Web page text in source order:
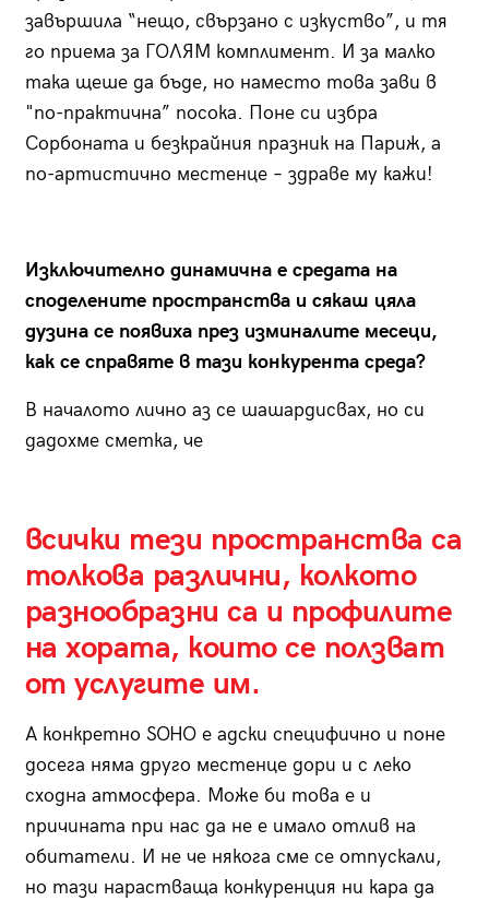
завършила “нещо, свързано с изкуство”, и тя
го приема за ГОЛЯМ комплимент. И за малко
така щеше да бъде, но наместо това зави в
"по-практична” посока. Поне си избра
Сорбоната и безкрайния празник на Париж, а
по-артистично местенце – здраве му кажи!
Изключително динамична е средата на
споделените пространства и сякаш цяла
дузина се появиха през изминалите месеци,
как се справяте в тази конкурента среда?
В началото лично аз се шашaрдисвах, но си
дадохме сметка, че
всички тези пространства са
толкова различни, колкото
разнообразни са и профилите
на хората, които се ползват
от услугите им.
А конкретно SOHO е адски специфично и поне
досега няма друго местенце дори и с леко
сходна атмосфера. Може би това е и
причината при нас да не е имало отлив на
обитатели. И не че някога сме се отпускали,
но тази нарастваща конкуренция ни кара да